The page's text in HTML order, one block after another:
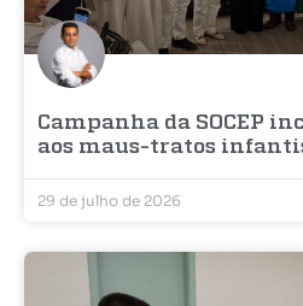
Campanha da SOCEP
aos maus-tratos
29 de julho de 2026